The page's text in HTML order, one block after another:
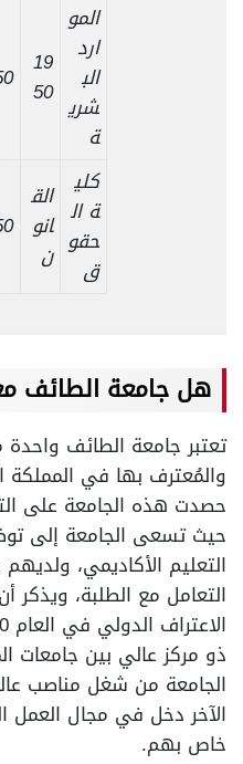
المو
ارد
الب
شري
ة
19
50
كلي
ة ال
حقو
ق
الق
انو
ن
هل جامعة الطائف
تعتبر جامعة الطائف واحدة
والمُعترف بها في المملكة
حصدت هذه الجامعة على
حيث تسعى الجامعة إلى
التعليم الأكاديمي،
التعامل مع الطلبة،
ذو مركز عالي بين جامعات
الجامعة من شغل مناصب
الآخر دخل في مجال العمل
خاص بهم.